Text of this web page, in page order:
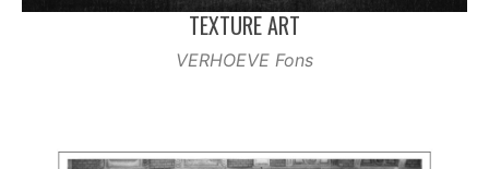
TEXTURE ART
VERHOEVE Fons